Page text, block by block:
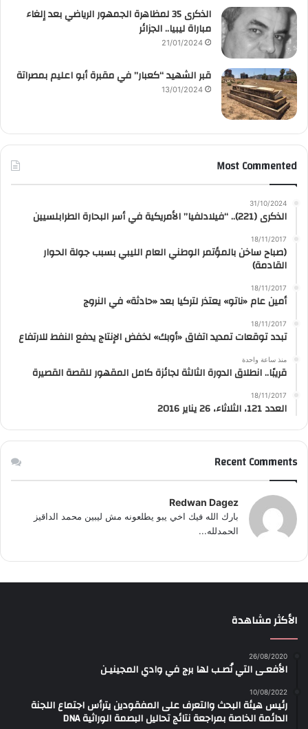
الذكرى 35 لمظاهرة الجمهور الرياضي بعد إلغاء
مباراة ليبيا.. الجزائر
21/01/2024
قبر الشهيد “كعبار” في مقبرة أبو اعليم بمصراتة
13/01/2024
Most Commented
31/10/2024
الذكرى (221).. “فيلادلفيا” الأمريكية في أسر البحارة الطرابلسيين
18/11/2017
(صباح ساخن بالمؤتمر الوطني العام الليبي بسبب جولة الحوار
القادمة)
18/11/2017
أمين عام «ناتو» يعتذر لتركيا بعد «حادثة» في النروج
18/11/2017
تبدد توقعات تمديد اتفاق «أوبك» لخفض الإنتاج يدفع النفط للارتفاع
منذ ساعة واحدة
قريبًا.. انطلاق الدورة الثالثة لجائزة كامل المقهور للقصة القصيرة
18/11/2017
العدد 121، الثلاثاء، 26 يناير 2016
Recent Comments
Redwan Dagez
بارك الله فيك اخي يبو يطلعونه مش ليبين محمد الداقيز
الحمدلله...
الأكثر مشاهدة
26/08/2020
الأفعـى التي نُصـب لها برج في وادي المجينيـن
10/08/2022
رئيس هيئة البحث والتعرف على المفقودين يترأس اجتماع اللجنة
الدائمة الخاصة بمراجعة نتائج تحاليل البصمة الوراثية DNA